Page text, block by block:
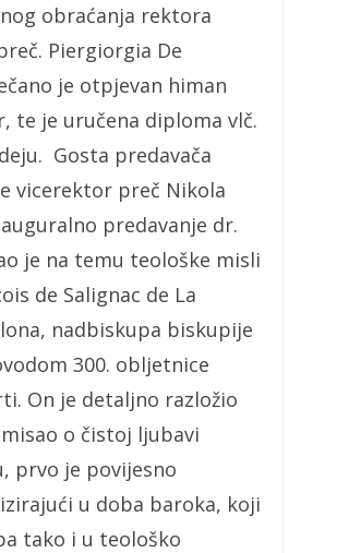
obraćanja rektora
Piergiorgia De
je otpjevan himan
te je uručena diploma vlč.
Gosta predavača
vicerektor preč Nikola
predavanje dr.
je na temu teološke misli
de Salignac de La
nadbiskupa biskupije
300. obljetnice
On je detaljno razložio
o čistoj ljubavi
prvo je povijesno
u doba baroka, koji
tako i u teološko